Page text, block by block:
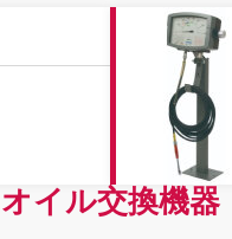
オイル交換機器